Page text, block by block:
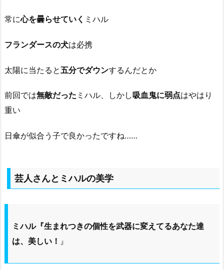
常に心を曇らせていく ミハル
フランダースの犬は必携
太陽に当たると 五分でダウンするんだとか
前回では無敵だった ミハル、しかし吸血鬼に弱点はやはり
重い
日傘が似合う子で良かったですね……
芸人さんとミハルの美学
ミハル『生まれつきの個性を武器に変えてるあなた達
は、 美しい！ 』